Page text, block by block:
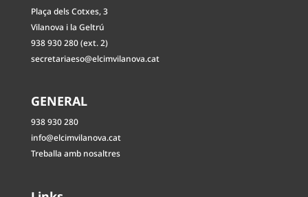
Plaça dels Cotxes, 3
Vilanova i la Geltrú
938 930 280 (ext. 2)
secretariaeso@elcimvilanova.cat
GENERAL
938 930 280
info@elcimvilanova.cat
Treballa amb nosaltres